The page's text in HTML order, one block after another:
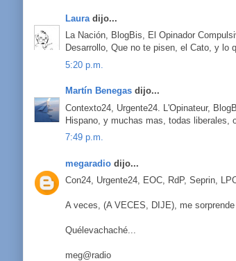
Laura dijo...
La Nación, BlogBis, El Opinador
Desarrollo, Que no te pisen, el Cato, y lo
5:20 p.m.
Martín Benegas dijo...
Contexto24, Urgente24. L'Opinateur,
Hispano, y muchas mas, todas liberales,
7:49 p.m.
megaradio dijo...
Con24, Urgente24, EOC, RdP, Seprin,
A veces, (A VECES, DIJE), me
Quélevachaché...
meg@radio